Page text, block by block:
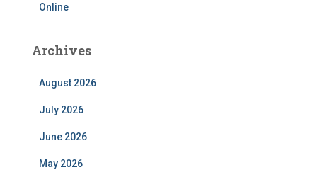
Online
Archives
August 2026
July 2026
June 2026
May 2026